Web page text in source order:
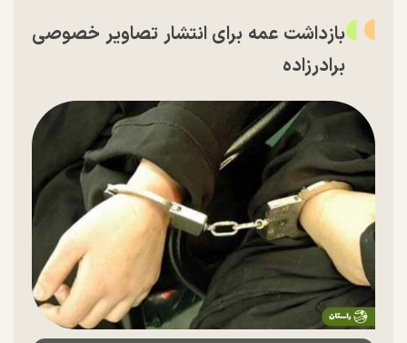
بازداشت عمه‌ برای انتشار تصاویر خصوصی
برادرزاده